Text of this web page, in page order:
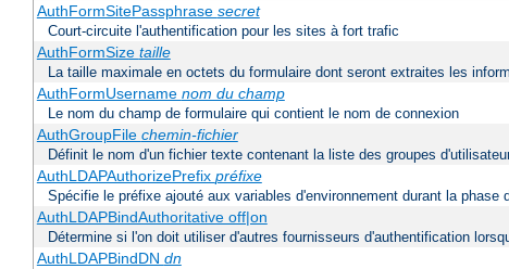
AuthFormSitePassphrase secret
Court-circuite l'authentification pour les sites à fort trafic
AuthFormSize taille
La taille maximale en octets du formulaire dont seront extraites les
AuthFormUsername nom du champ
Le nom du champ de formulaire qui contient le nom de connexion
AuthGroupFile chemin-fichier
Définit le nom d'un fichier texte contenant la liste des groupes
AuthLDAPAuthorizePrefix préfixe
Spécifie le préfixe ajouté aux variables d'environnement durant la phase
AuthLDAPBindAuthoritative off|on
Détermine si l'on doit utiliser d'autres fournisseurs d'authentification
AuthLDAPBindDN dn